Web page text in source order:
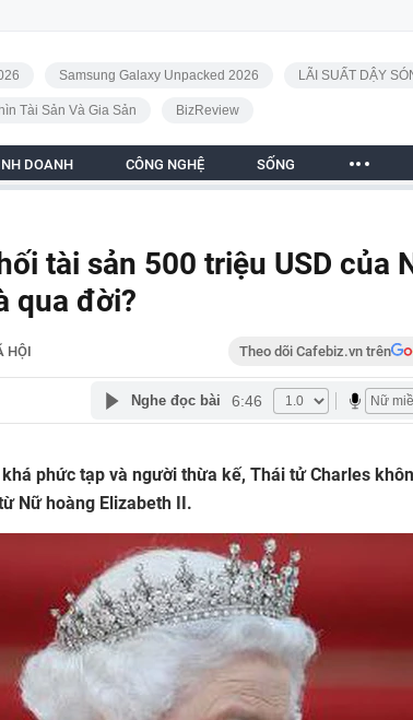
Samsung Galaxy Unpacked 2026 LÃI SUẤT DẬY
Tài Sản Và Gia Sản BizReview
DOANH CÔNG NGHỆ SỐNG
tài sản 500 triệu USD của
qua đời?
HỘI Theo dõi Cafebiz.vn trên
Nghe đọc bài 6:46
phức tạp và người thừa kế, Thái tử Charles
Nữ hoàng Elizabeth II.